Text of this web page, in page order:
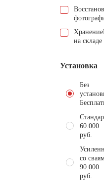
Хранение
на складе
Установка
Без
60.000
руб.
со
90.000
руб.